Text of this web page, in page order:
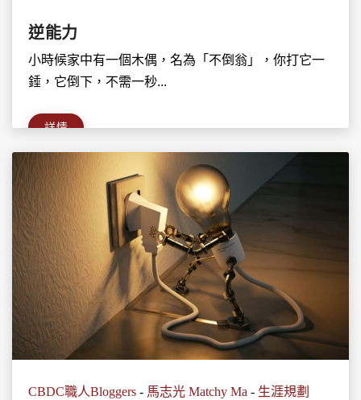
逆能力
小時候家中有一個木偶，名為「不倒翁」，你打它一
錘，它倒下，不需一秒...
詳情
CBDC職人Bloggers - 馬志光 Matchy Ma - 生涯規劃